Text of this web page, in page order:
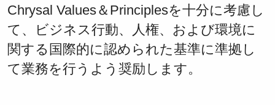
Chrysal Values＆Principlesを十分に考慮し
て、ビジネス行動、人権、および環境に
関する国際的に認められた基準に準拠し
て業務を行うよう奨励します。